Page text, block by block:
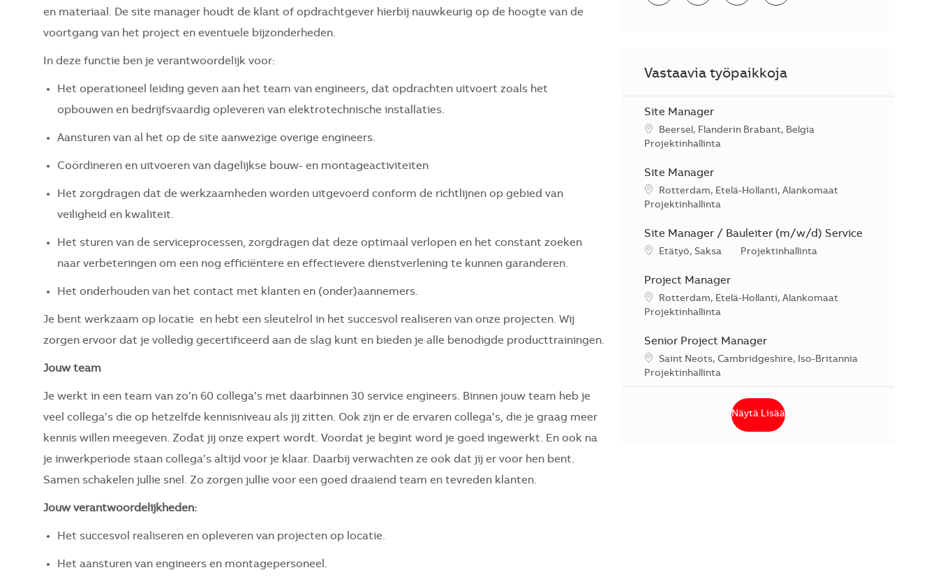
en materiaal. De site manager houdt de klant of opdrachtgever hierbij nauwkeurig op de hoogte van de
voortgang van het project en eventuele bijzonderheden.
In deze functie ben je verantwoordelijk voor:
Het operationeel leiding geven aan het team van engineers, dat opdrachten uitvoert zoals het
opbouwen en bedrijfsvaardig opleveren van elektrotechnische installaties.
Aansturen van al het op de site aanwezige overige engineers.
Coördineren en uitvoeren van dagelijkse bouw- en montageactiviteiten
Het zorgdragen dat de werkzaamheden worden uitgevoerd conform de richtlijnen op gebied van
veiligheid en kwaliteit.
Het sturen van de serviceprocessen, zorgdragen dat deze optimaal verlopen en het constant zoeken
naar verbeteringen om een nog efficiëntere en effectievere dienstverlening te kunnen garanderen.
Het onderhouden van het contact met klanten en (onder)aannemers.
Je bent werkzaam op locatie en hebt een sleutelrol in het succesvol realiseren van onze projecten. Wij
zorgen ervoor dat je volledig gecertificeerd aan de slag kunt en bieden je alle benodigde producttrainingen.
Jouw team
Je werkt in een team van zo’n 60 collega’s met daarbinnen 30 service engineers. Binnen jouw team heb je
veel collega’s die op hetzelfde kennisniveau als jij zitten. Ook zijn er de ervaren collega’s, die je graag meer
kennis willen meegeven. Zodat jij onze expert wordt. Voordat je begint word je goed ingewerkt. En ook na
je inwerkperiode staan collega’s altijd voor je klaar. Daarbij verwachten ze ook dat jij er voor hen bent.
Samen schakelen jullie snel. Zo zorgen jullie voor een goed draaiend team en tevreden klanten.
Jouw verantwoordelijkheden:
Het succesvol realiseren en opleveren van projecten op locatie.
Het aansturen van engineers en montagepersoneel.
Vastaavia työpaikkoja
Site Manager
SijaintiBeersel, Flanderin Brabant, Belgia
Kategoria
Projektinhallinta
Site Manager
SijaintiRotterdam, Etelä-Hollanti, Alankomaat
Kategoria
Projektinhallinta
Site Manager / Bauleiter (m/w/d) Service
SijaintiEtätyö, Saksa Kategoria
Projektinhallinta
Project Manager
SijaintiRotterdam, Etelä-Hollanti, Alankomaat
Kategoria
Projektinhallinta
Senior Project Manager
SijaintiSaint Neots, Cambridgeshire, Iso-Britannia
Kategoria
Projektinhallinta
Näytä Lisää